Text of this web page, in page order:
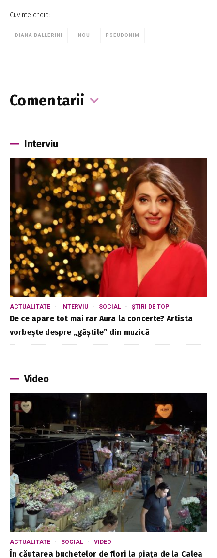
Cuvinte cheie:
DIANA BALLERINI NOU PSEUDONIM
Comentarii
Interviu
ACTUALITATE INTERVIU SOCIAL ȘTIRI DE TOP
De ce apare tot mai rar Aura la concerte? Artista
vorbește despre „găștile” din muzică
Video
ACTUALITATE SOCIAL VIDEO
În căutarea buchetelor de flori la piața de la Calea